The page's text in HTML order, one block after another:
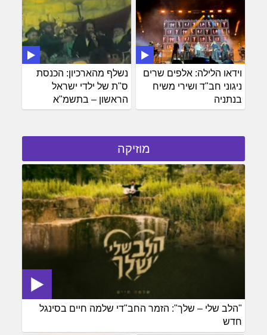
נשלף מהארכיון: הכנסת
ס"ת של ילדי ישראל
הראשון – בתשמ"א
וידאו הלילה: אלפים שרים
ניגוני חב"ד ושירי משיח
בנתניה
מוזיקה
"הלב שלי – שלך": הזמר החב"די שלמה חיים בסינגל
חדש